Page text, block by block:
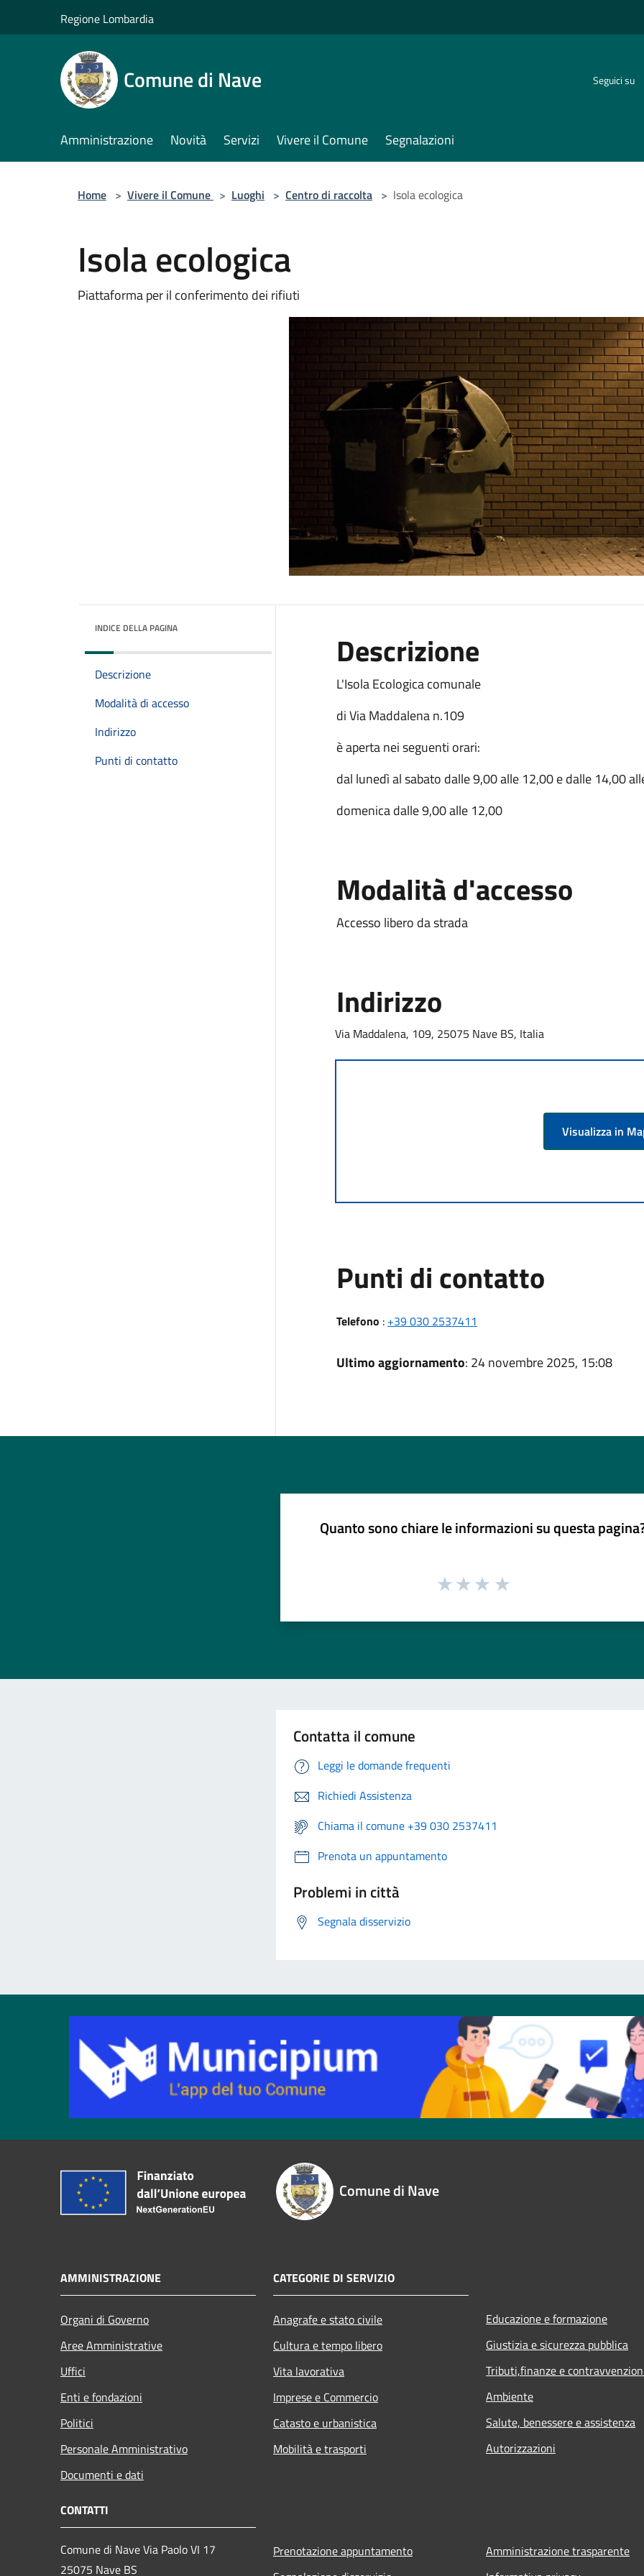
Regione Lombardia
Comune di Nave Seguici su
Amministrazione Novità Servizi Vivere il Comune Segnalazioni
Home > Vivere il Comune > Luoghi > Centro di raccolta > Isola ecologica
Isola ecologica
Piattaforma per il conferimento dei rifiuti
INDICE DELLA PAGINA
Descrizione
Modalità di accesso
Indirizzo
Punti di contatto
Descrizione
L'Isola Ecologica comunale
di Via Maddalena n.109
è aperta nei seguenti orari:
dal lunedì al sabato dalle 9,00 alle 12,00 e dalle 14,00
domenica dalle 9,00 alle 12,00
Modalità d'accesso
Accesso libero da strada
Indirizzo
Via Maddalena, 109, 25075 Nave BS, Italia
Visualizza in
Punti di contatto
Telefono : +39 030 2537411
Ultimo aggiornamento: 24 novembre 2025, 15:08
Quanto sono chiare le informazioni su questa
Contatta il comune
Leggi le domande frequenti
Richiedi Assistenza
Chiama il comune +39 030 2537411
Prenota un appuntamento
Problemi in città
Segnala disservizio
Comune di Nave
AMMINISTRAZIONE
Organi di Governo
Aree Amministrative
Uffici
Enti e fondazioni
Politici
Personale Amministrativo
Documenti e dati
CATEGORIE DI SERVIZIO
Anagrafe e stato civile
Cultura e tempo libero
Vita lavorativa
Imprese e Commercio
Catasto e urbanistica
Mobilità e trasporti
Educazione e formazione
Giustizia e sicurezza pubblica
Tributi,finanze e
Ambiente
Salute, benessere e assistenza
Autorizzazioni
CONTATTI
Comune di Nave Via Paolo VI 17
25075 Nave BS
Prenotazione appuntamento
Amministrazione trasparente